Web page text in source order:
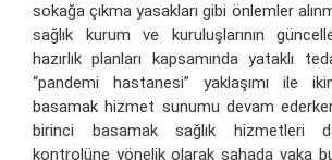
sokağa çıkma yasakları gibi önlemler
sağlık kurum ve kuruluşlarının
hazırlık planları kapsamında yataklı
“pandemi hastanesi” yaklaşımı ile
basamak hizmet sunumu devam
birinci basamak sağlık hizmetleri
kontrolüne yönelik olarak sahada vaka